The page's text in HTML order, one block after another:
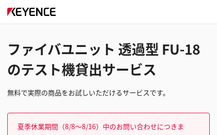
ファイバユニット 透過型 FU-18
のテスト機貸出サービス
無料で実際の商品をお試しいただけるサービスです。
夏季休業期間（8/8～8/16）中のお問い合わせにつきま